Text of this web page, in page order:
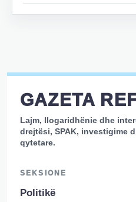
GAZETA
Lajm, llogaridhënie dhe
drejtësi, SPAK, investigime
qytetare.
SEKSIONE
Politikë